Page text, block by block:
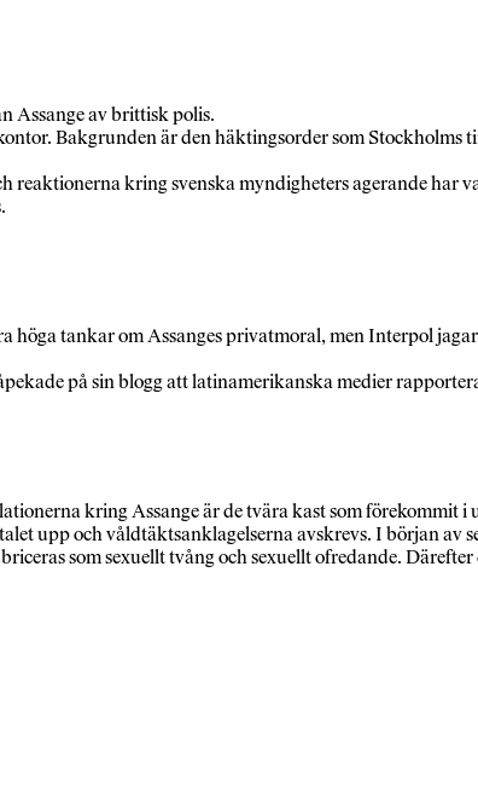
Assange av brittisk polis.
Bakgrunden är den häktingsorder som
reaktionerna kring svenska myndigheters agerande har
höga tankar om Assanges privatmoral, men Interpol
på sin blogg att latinamerikanska medier
kring Assange är de tvära kast som
upp och våldtäktsanklagelserna avskrevs. I början
som sexuellt tvång och sexuellt ofredande.